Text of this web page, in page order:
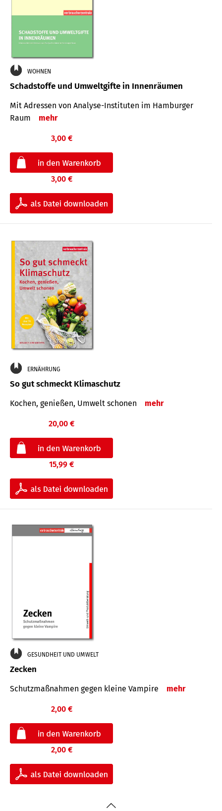
WOHNEN
Schadstoffe und Umweltgifte in Innenräumen
Mit Adressen von Analyse-Insti­tuten im Hamburger
Raum
mehr
3,00 €
3,00 €
ERNÄHRUNG
So gut schmeckt Klimaschutz
Kochen, genießen, Umwelt schonen mehr
20,00 €
15,99 €
GESUNDHEIT UND UMWELT
Zecken
Schutz­maß­nahmen gegen kleine Vampire mehr
2,00 €
2,00 €